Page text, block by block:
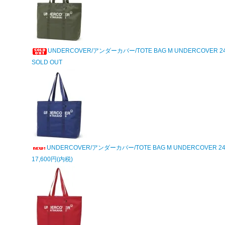
UNDERCOVER/アンダーカバー/TOTE BAG M UNDERCOVER
SOLD OUT
UNDERCOVER/アンダーカバー/TOTE BAG M UNDERCOVER
17,600円(内税)